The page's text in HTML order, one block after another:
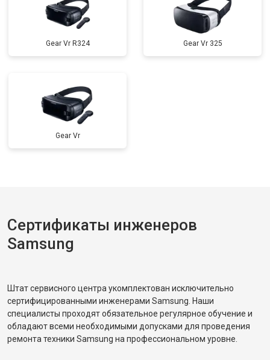
Gear Vr R324 Gear Vr 325
Gear Vr
Сертификаты инженеров
Samsung
Штат сервисного центра укомплектован исключительно
сертифицированными инженерами Samsung. Наши
специалисты проходят обязательное регулярное обучение и
обладают всеми необходимыми допусками для проведения
ремонта техники Samsung на профессиональном уровне.